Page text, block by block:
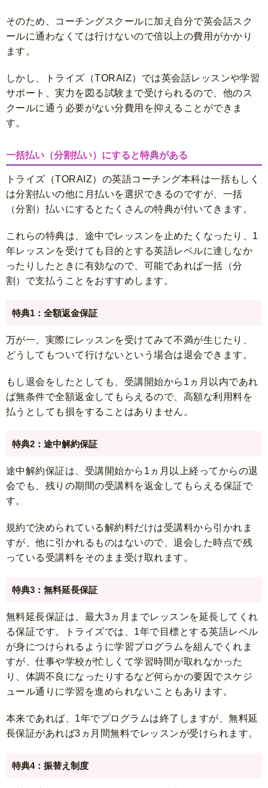
そのため、コーチングスクールに加え自分で英会話スク
ールに通わなくては行けないので倍以上の費用がかかり
ます。
しかし、トライズ（TORAIZ）では英会話レッスンや学習
サポート、実力を図る試験まで受けられるので、他のス
クールに通う必要がない分費用を抑えることができま
す。
一括払い（分割払い）にすると特典がある
トライズ（TORAIZ）の英語コーチング本科は一括もしく
は分割払いの他に月払いを選択できるのですが、一括
（分割）払いにするとたくさんの特典が付いてきます。
これらの特典は、途中でレッスンを止めたくなったり、1
年レッスンを受けても目的とする英語レベルに達しなか
ったりしたときに有効なので、可能であれば一括（分
割）で支払うことをおすすめします。
特典1：全額返金保証
万が一、実際にレッスンを受けてみて不満が生じたり、
どうしてもついて行けないという場合は退会できます。
もし退会をしたとしても、受講開始から1ヵ月以内であれ
ば無条件で全額返金してもらえるので、高額な利用料を
払うとしても損をすることはありません。
特典2：途中解約保証
途中解約保証は、受講開始から1ヵ月以上経ってからの退
会でも、残りの期間の受講料を返金してもらえる保証で
す。
規約で決められている解約料だけは受講料から引かれま
すが、他に引かれるものはないので、退会した時点で残
っている受講料をそのまま受け取れます。
特典3：無料延長保証
無料延長保証は、最大3ヵ月までレッスンを延長してくれ
る保証です。トライズでは、1年で目標とする英語レベル
が身につけられるように学習プログラムを組んでくれま
すが、仕事や学校が忙しくて学習時間が取れなかった
り、体調不良になったりするなど何らかの要因でスケジ
ュール通りに学習を進められないこともあります。
本来であれば、1年でプログラムは終了しますが、無料延
長保証があれば3ヵ月間無料でレッスンが受けられます。
特典4：振替え制度